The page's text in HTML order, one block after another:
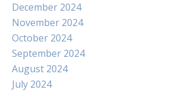
December 2024
November 2024
October 2024
September 2024
August 2024
July 2024